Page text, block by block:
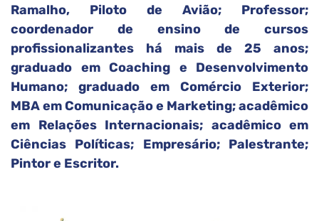
Ramalho, Piloto de Avião; Professor;
coordenador de ensino de cursos
profissionalizantes há mais de 25 anos;
graduado em Coaching e Desenvolvimento
Humano; graduado em Comércio Exterior;
MBA em Comunicação e Marketing; acadêmico
em Relações Internacionais; acadêmico em
Ciências Políticas; Empresário; Palestrante;
Pintor e Escritor.